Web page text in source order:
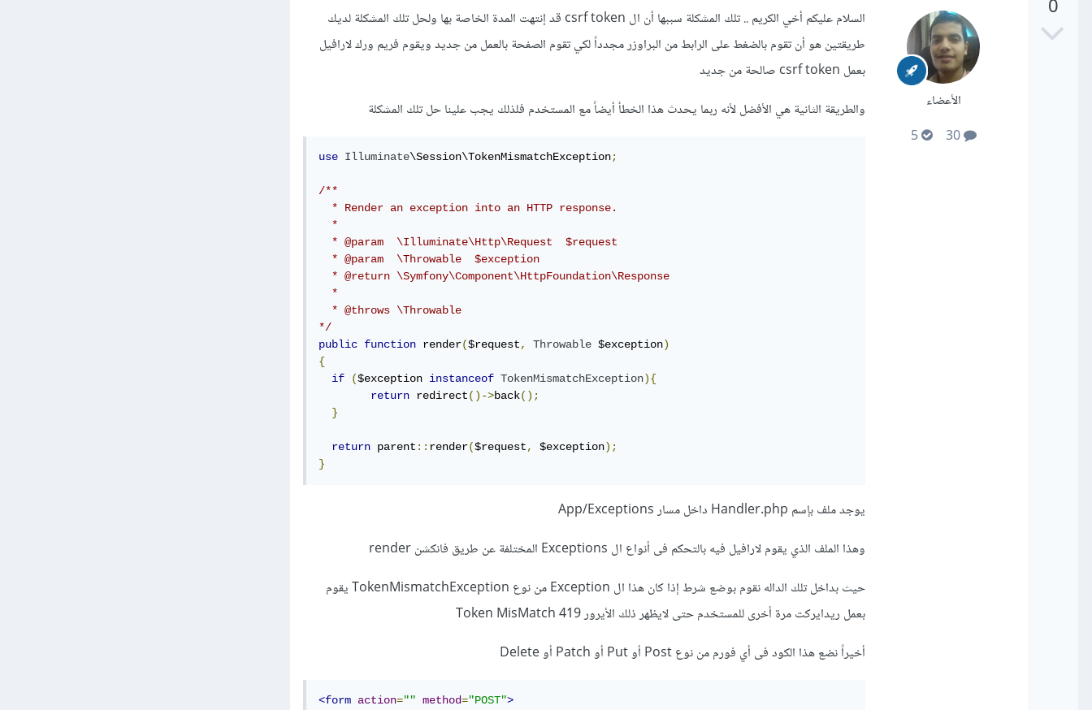
0
الأعضاء
30
5
السلام عليكم أخي الكريم .. تلك المشكلة سببها أن ال csrf token قد إنتهت المدة الخاصة بها ولحل تلك المشكلة لديك
طريقتين هو أن تقوم بالضغط على الرابط من البراوزر مجدداً لكي تقوم الصفحة بالعمل من جديد ويقوم فريم ورك لارافيل
بعمل csrf token صالحة من جديد
والطريقة الثانية هي الأفضل لأنه ربما يحدث هذا الخطأ أيضاً مع المستخدم فلذلك يجب علينا حل تلك المشكلة
use Illuminate\Session\TokenMismatchException;
/**
  * Render an exception into an HTTP response.
  *
  * @param  \Illuminate\Http\Request  $request
  * @param  \Throwable  $exception
  * @return \Symfony\Component\HttpFoundation\Response
  *
  * @throws \Throwable
*/
public function render($request, Throwable $exception)
{
if
($exception instanceof TokenMismatchException){
return redirect()->back();
}
return parent :: render($request, $exception);
}
يوجد ملف بإسم Handler.php داخل مسار App/Exceptions
وهذا الملف الذي يقوم لارافيل فيه بالتحكم فى أنواع ال Exceptions المختلفة عن طريق فانكشن render
حيث بداخل تلك الداله نقوم بوضع شرط إذا كان هذا ال Exception من نوع TokenMismatchException يقوم
بعمل ريدايركت مرة أخرى للمستخدم حتى لايظهر ذلك الأيرور 419 Token MisMatch
أخيراً نضع هذا الكود فى أي فورم من نوع Post أو Put أو Patch أو Delete
<form action="" method="POST">